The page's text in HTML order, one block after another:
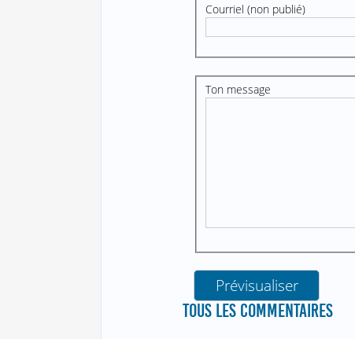
Courriel (non publié)
Ton message
TOUS LES COMMENTAIRES